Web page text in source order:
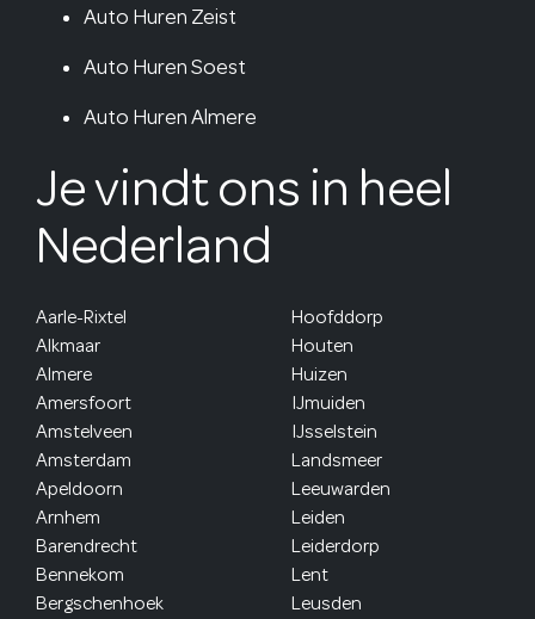
Auto Huren Zeist
Auto Huren Soest
Auto Huren Almere
Je vindt ons in heel
Nederland
Aarle-Rixtel
Alkmaar
Almere
Amersfoort
Amstelveen
Amsterdam
Apeldoorn
Arnhem
Barendrecht
Bennekom
Bergschenhoek
Hoofddorp
Houten
Huizen
IJmuiden
IJsselstein
Landsmeer
Leeuwarden
Leiden
Leiderdorp
Lent
Leusden